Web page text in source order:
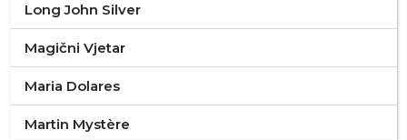
Long John Silver
Magični Vjetar
Maria Dolares
Martin Mystère